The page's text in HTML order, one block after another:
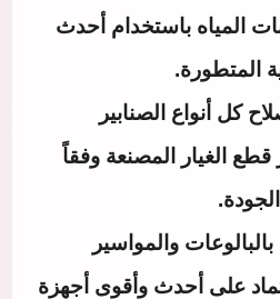
المياه باستخدام أحدث
المتطورة.
كل أنواع الصنابير
الغيار المصنعة وفقاً
والمواسير
على أحدث وأقوى أجهزة